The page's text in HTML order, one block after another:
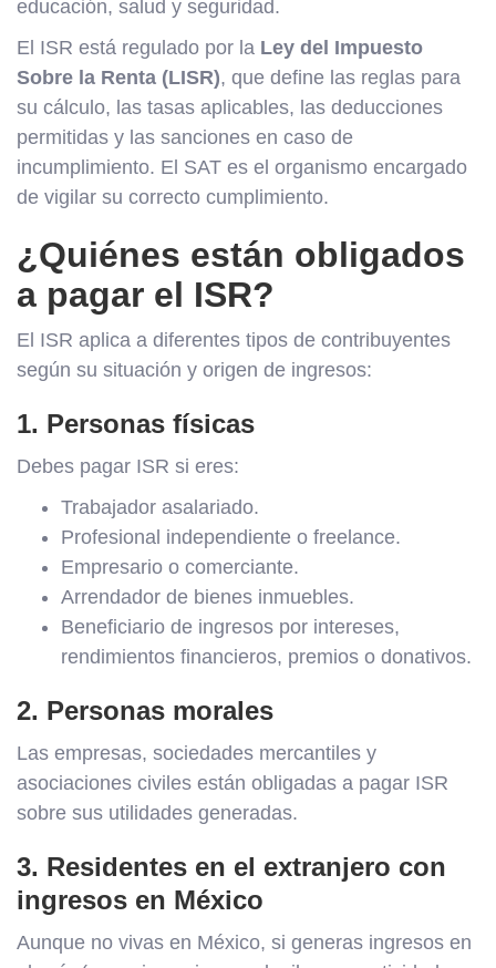
educación, salud y seguridad.
El ISR está regulado por la Ley del Impuesto
Sobre la Renta (LISR), que define las reglas para
su cálculo, las tasas aplicables, las deducciones
permitidas y las sanciones en caso de
incumplimiento. El SAT es el organismo encargado
de vigilar su correcto cumplimiento.
¿Quiénes están obligados
a pagar el ISR?
El ISR aplica a diferentes tipos de contribuyentes
según su situación y origen de ingresos:
1. Personas físicas
Debes pagar ISR si eres:
Trabajador asalariado.
Profesional independiente o freelance.
Empresario o comerciante.
Arrendador de bienes inmuebles.
Beneficiario de ingresos por intereses,
rendimientos financieros, premios o donativos.
2. Personas morales
Las empresas, sociedades mercantiles y
asociaciones civiles están obligadas a pagar ISR
sobre sus utilidades generadas.
3. Residentes en el extranjero con
ingresos en México
Aunque no vivas en México, si generas ingresos en